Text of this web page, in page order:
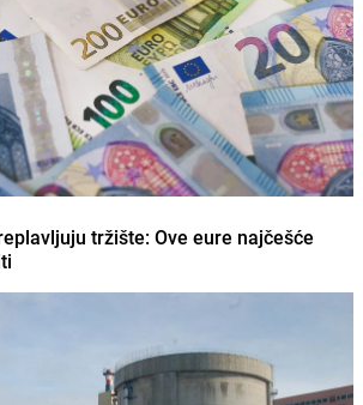
tržište: Ove eure najčešće